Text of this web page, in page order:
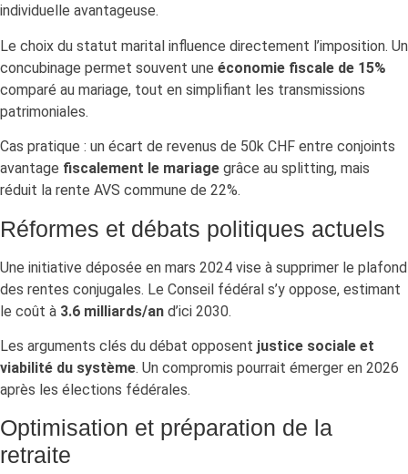
individuelle avantageuse.
Le choix du statut marital influence directement l’imposition. Un
concubinage permet souvent une économie fiscale de 15%
comparé au mariage, tout en simplifiant les transmissions
patrimoniales.
Cas pratique : un écart de revenus de 50k CHF entre conjoints
avantage fiscalement le mariage grâce au splitting, mais
réduit la rente AVS commune de 22%.
Réformes et débats politiques actuels
Une initiative déposée en mars 2024 vise à supprimer le plafond
des rentes conjugales. Le Conseil fédéral s’y oppose, estimant
le coût à 3.6 milliards/an d’ici 2030.
Les arguments clés du débat opposent justice sociale et
viabilité du système. Un compromis pourrait émerger en 2026
après les élections fédérales.
Optimisation et préparation de la
retraite